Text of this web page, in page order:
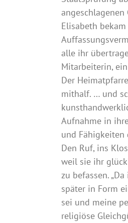
Elisabeth
alle ihr
Mitarbeiterin,
Der
mithalf. … und
Aufnahme in
und Fähigkeiten
Den Ruf, ins
weil sie ihr
zu befassen.
später in Form
sei und meine
religiöse